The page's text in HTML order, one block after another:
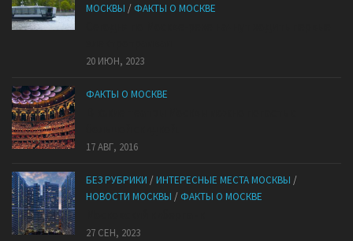
МОСКВЫ / ФАКТЫ О МОСКВЕ
20 ИЮН, 2023
ФАКТЫ О МОСКВЕ
17 АВГ, 2016
БЕЗ РУБРИКИ /ИНТЕРЕСНЫЕ МЕСТА МОСКВЫ /
НОВОСТИ МОСКВЫ / ФАКТЫ О МОСКВЕ
27 СЕН, 2023